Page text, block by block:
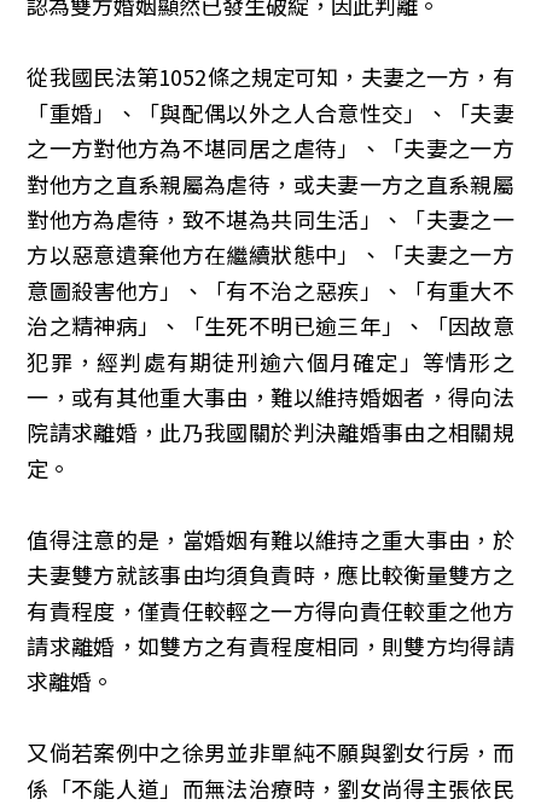
從我國民法第1052條之規定可知，夫妻之一方，有
「重婚」、「與配偶以外之人合意性交」、「夫妻
之一方對他方為不堪同居之虐待」、「夫妻之一方
對他方之直系親屬為虐待，或夫妻一方之直系親屬
對他方為虐待，致不堪為共同生活」、「夫妻之一
方以惡意遺棄他方在繼續狀態中」、「夫妻之一方
意圖殺害他方」、「有不治之惡疾」、「有重大不
治之精神病」、「生死不明已逾三年」、「因故意
犯罪，經判處有期徒刑逾六個月確定」等情形之
一，或有其他重大事由，難以維持婚姻者，得向法
院請求離婚，此乃我國關於判決離婚事由之相關規
定。
值得注意的是，當婚姻有難以維持之重大事由，於
夫妻雙方就該事由均須負責時，應比較衡量雙方之
有責程度，僅責任較輕之一方得向責任較重之他方
請求離婚，如雙方之有責程度相同，則雙方均得請
求離婚。
又倘若案例中之徐男並非單純不願與劉女行房，而
係「不能人道」而無法治療時，劉女尚得主張依民